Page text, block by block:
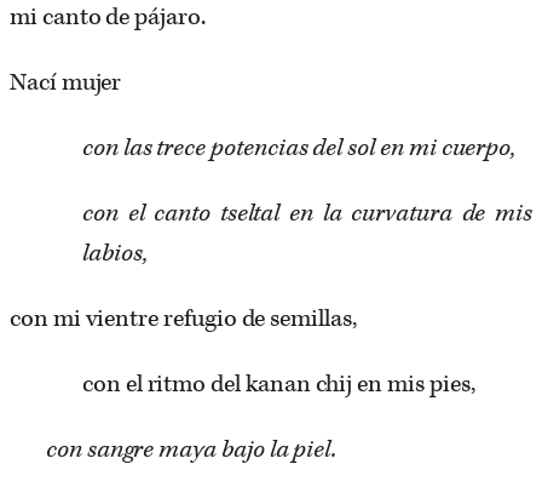
mi canto de pájaro.
Nací mujer
con las trece potencias del sol en mi cuerpo,
con el canto tseltal en la curvatura de mis
labios,
con mi vientre refugio de semillas,
con el ritmo del kanan chij en mis pies,
con sangre maya bajo la piel.